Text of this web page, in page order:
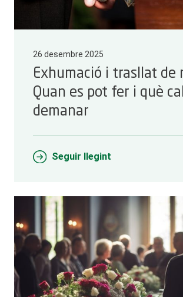
26 desembre 2025
Exhumació i trasllat de
Quan es pot fer i què cal
demanar
Seguir llegint